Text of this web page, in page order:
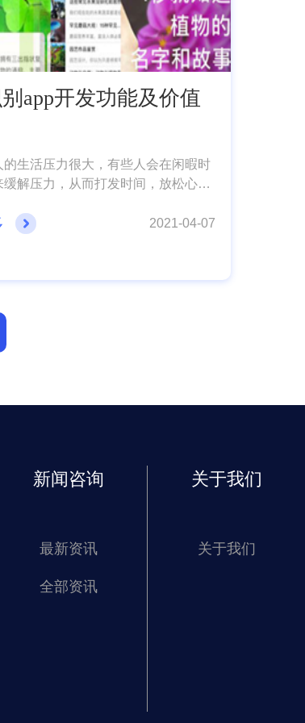
app开发功能及价值
的生活压力很大，有些人会在闲暇时
缓解压力，从而打发时间，放松心
越来越少，甚至有些人不能正确了解
动为用户识别鲜花，并且展示相关鲜
2021-04-07
关于我们
关于我们
新闻咨询
最新资讯
全部资讯